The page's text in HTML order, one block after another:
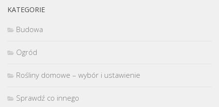
KATEGORIE
Budowa
Ogród
Rośliny domowe – wybór i ustawienie
Sprawdź co innego